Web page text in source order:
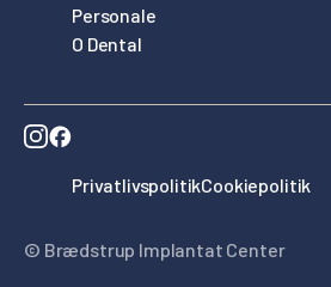
Personale
O Dental
PrivatlivspolitikCookiepolitik
© Brædstrup Implantat Center